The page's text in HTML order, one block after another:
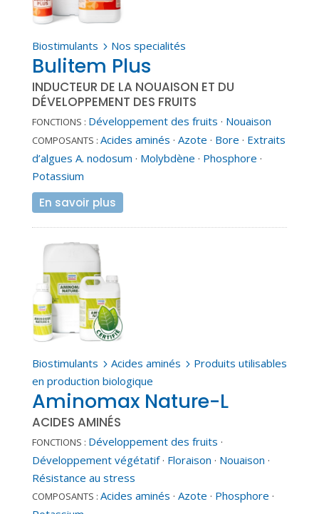
Biostimulants 5 Nos specialités
Bulitem Plus
INDUCTEUR DE LA NOUAISON ET DU
DÉVELOPPEMENT DES FRUITS
FONCTIONS : Développement des fruits · Nouaison
COMPOSANTS : Acides aminés · Azote · Bore · Extraits
d’algues A. nodosum · Molybdène · Phosphore ·
Potassium
En savoir plus
Biostimulants 5 Acides aminés 5 Produits utilisables
en production biologique
Aminomax Nature-L
ACIDES AMINÉS
FONCTIONS : Développement des fruits ·
Développement végétatif· Floraison · Nouaison ·
Résistance au stress
COMPOSANTS : Acides aminés · Azote · Phosphore ·